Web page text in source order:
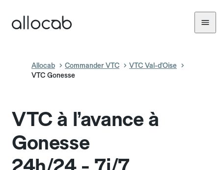
Allocab Commander VTC
VTC Val-d'Oise
VTC Gonesse
VTC à l’avance à
Gonesse